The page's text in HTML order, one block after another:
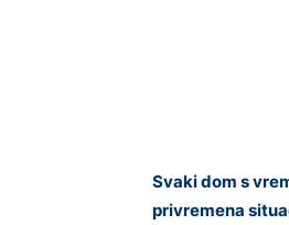
Svaki dom s
privremena